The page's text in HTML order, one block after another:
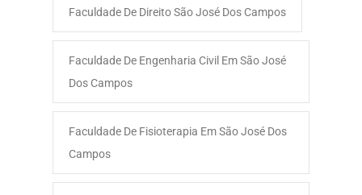
Faculdade De Direito São José Dos Campos
Faculdade De Engenharia Civil Em São José
Dos Campos
Faculdade De Fisioterapia Em São José Dos
Campos